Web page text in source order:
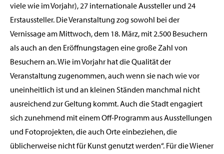
viele wie im Vorjahr), 27 internationale Aussteller und 24
Erstaussteller. Die Veranstaltung zog sowohl bei der
Vernissage am Mittwoch, dem 18. März, mit 2.500 Besuchern
als auch an den Eröffnungstagen eine große Zahl von
Besuchern an. Wie im Vorjahr hat die Qualität der
Veranstaltung zugenommen, auch wenn sie nach wie vor
uneinheitlich ist und an kleinen Ständen manchmal nicht
ausreichend zur Geltung kommt. Auch die Stadt engagiert
sich zunehmend mit einem Off-Programm aus Ausstellungen
und Fotoprojekten, die auch Orte einbeziehen, die
üblicherweise nicht für Kunst genutzt werden“. Für die Wiener